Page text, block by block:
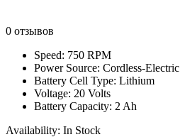
0 отзывов
Speed: 750 RPM
Power Source: Cordless-Electric
Battery Cell Type: Lithium
Voltage: 20 Volts
Battery Capacity: 2 Ah
Availability: In Stock